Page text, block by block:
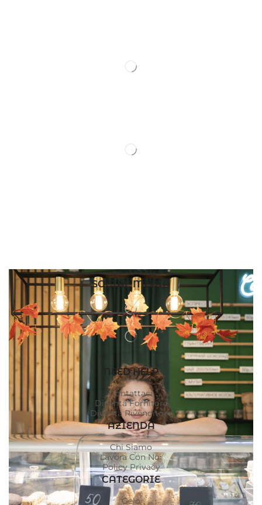
SOCIAL MEDIA
NEED HELP
Contattaci
Diventa Fornitore
Diventa Rivenditore
AZIENDA
Chi Siamo
Lavora Con Noi
Policy Privacy
CATEGORIE
Gelo